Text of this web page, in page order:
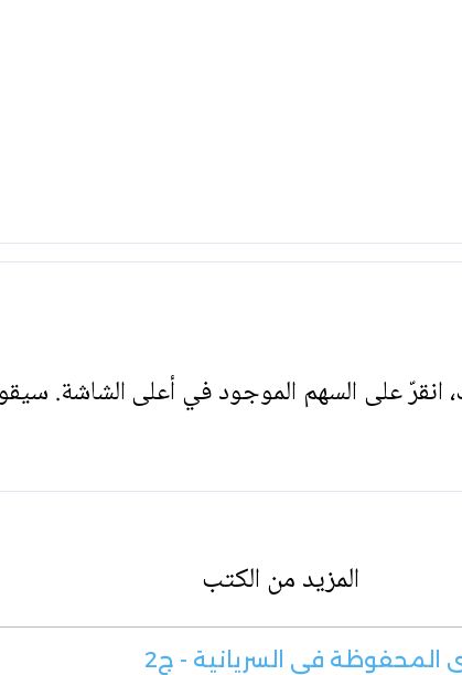
انقرّ على السهم الموجود في أعلى الشاشة.
المزيد من الكتب
المحفوظة في السريانية - ج2